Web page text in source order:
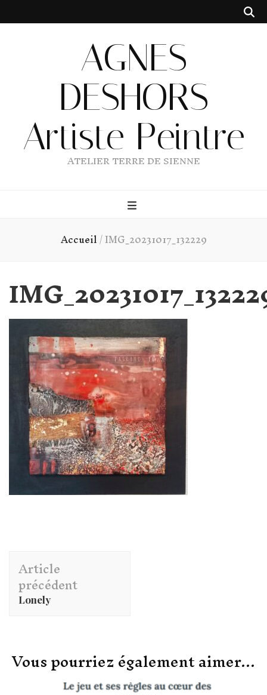
AGNES
DESHORS
Artiste Peintre
ATELIER TERRE DE SIENNE
Accueil/IMG_20231017_132229
Navigation
d'article
Article
précédent
Lonely
Vous pourriez également aimer...